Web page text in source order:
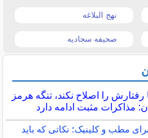
نهج البلاغه
صحیفه سجادیه
رفتارش را اصلاح نکند، تنگه هرمز
مذاکرات مثبت ادامه دارد
مطب و کلینیک؛ نکاتی که باید